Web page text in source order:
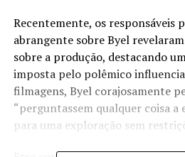
Recentemente, os responsáveis
abrangente sobre Byel
sobre a produção, destacando
imposta pelo polêmico
filmagens, Byel corajosamente
“perguntassem qualquer coisa a
para uma exploração sem